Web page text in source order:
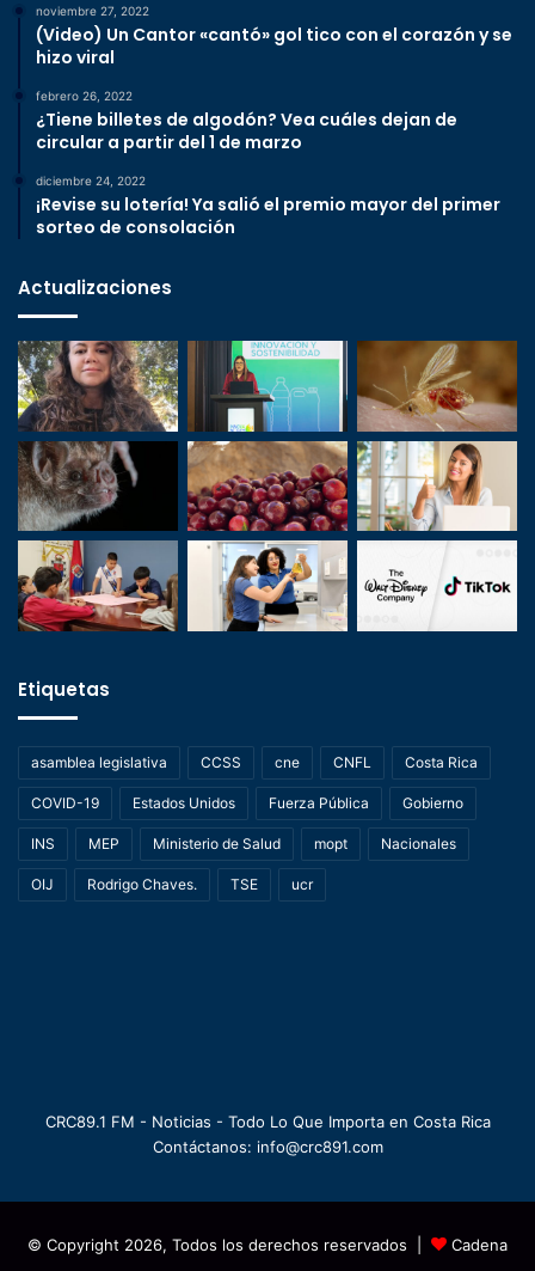
noviembre 27, 2022
(Video) Un Cantor «cantó» gol tico con el corazón y se
hizo viral
febrero 26, 2022
¿Tiene billetes de algodón? Vea cuáles dejan de
circular a partir del 1 de marzo
diciembre 24, 2022
¡Revise su lotería! Ya salió el premio mayor del primer
sorteo de consolación
Actualizaciones
Etiquetas
asamblea legislativa CCSS cne CNFL Costa Rica
COVID-19 Estados Unidos Fuerza Pública Gobierno
INS MEP Ministerio de Salud mopt Nacionales
OIJ Rodrigo Chaves. TSE ucr
CRC89.1 FM - Noticias - Todo Lo Que Importa en Costa Rica
Contáctanos: info@crc891.com
© Copyright 2026, Todos los derechos reservados | Cadena